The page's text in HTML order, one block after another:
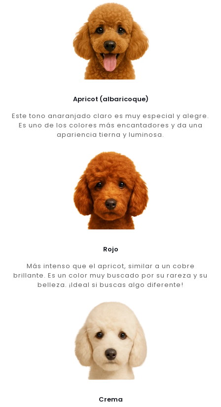
Apricot (albaricoque)
Este tono anaranjado claro es muy especial y alegre.
Es uno de los colores más encantadores y da una
apariencia tierna y luminosa.
Rojo
Más intenso que el apricot, similar a un cobre
brillante. Es un color muy buscado por su rareza y su
belleza. ¡Ideal si buscas algo diferente!
Crema